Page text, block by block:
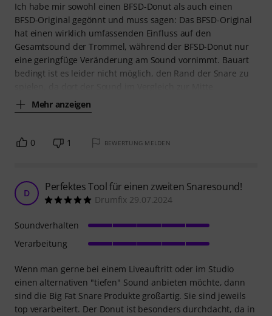
Ich habe mir sowohl einen BFSD-Donut als auch einen
BFSD-Original gegönnt und muss sagen: Das BFSD-Original
hat einen wirklich umfassenden Einfluss auf den
Gesamtsound der Trommel, während der BFSD-Donut nur
eine geringfüge Veränderung am Sound vornimmt. Bauart
bedingt ist es leider nicht möglich, den Rand der Snare zu
Mehr anzeigen
0 1 BEWERTUNG MELDEN
D Perfektes Tool für einen zweiten Snaresound!
Drumfix 29.07.2024
Wenn man gerne bei einem Liveauftritt oder im Studio
einen alternativen "tiefen" Sound anbieten möchte, dann
sind die Big Fat Snare Produkte großartig. Sie sind jeweils
top verarbeitert. Der Donut ist besonders durchdacht, da in
Soundverhalten
Verarbeitung